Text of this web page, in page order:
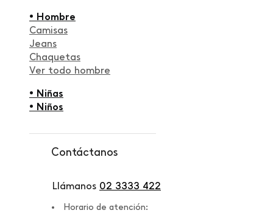
• Hombre
Camisas
Jeans
Chaquetas
Ver todo hombre
• Niñas
• Niños
Contáctanos
Llámanos 02 3333 422
Horario de atención: